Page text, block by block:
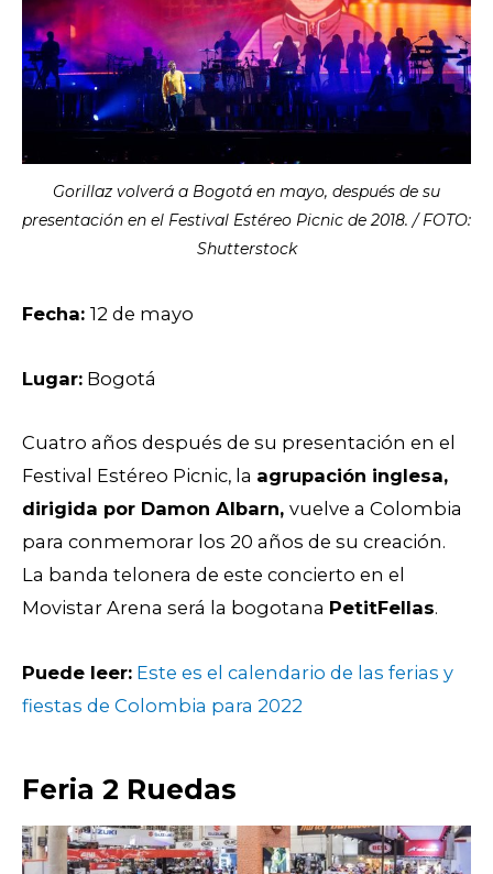
Gorillaz volverá a Bogotá en mayo, después de su
presentación en el Festival Estéreo Picnic de 2018. / FOTO:
Shutterstock
Fecha: 12 de mayo
Lugar: Bogotá
Cuatro años después de su presentación en el
Festival Estéreo Picnic, la agrupación inglesa,
dirigida por Damon Albarn, vuelve a Colombia
para conmemorar los 20 años de su creación.
La banda telonera de este concierto en el
Movistar Arena será la bogotana PetitFellas.
Puede leer: Este es el calendario de las ferias y
fiestas de Colombia para 2022
Feria 2 Ruedas